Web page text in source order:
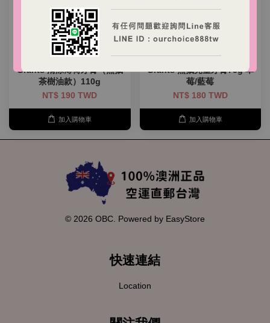
Grants 清涼薄荷牙膏（無氟
茶樹油款）110g
NT$ 190 TWD
加入購物車
Grants 無氟兒童牙膏75g 草
莓/藍莓
NT$ 180 TWD
加入購物車
© 2026 OBC. Powered by EasyStore
快速連結
Location